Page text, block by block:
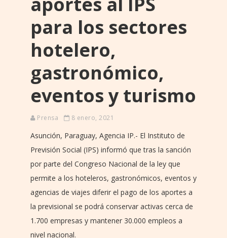
para los sectores
hotelero,
gastronómico,
eventos y turismo
Prensa 8 enero, 2021
Asunción, Paraguay, Agencia IP.- El Instituto de
Previsión Social (IPS) informó que tras la sanción
por parte del Congreso Nacional de la ley que
permite a los hoteleros, gastronómicos, eventos y
agencias de viajes diferir el pago de los aportes a
la previsional se podrá conservar activas cerca de
1.700 empresas y mantener 30.000 empleos a
nivel nacional.